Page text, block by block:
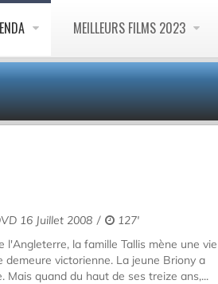
MEILLEURS FILMS 2023
16 Juillet 2008
127'
la famille Tallis mène une vie
victorienne. La jeune Briony a
quand du haut de ses treize ans,...